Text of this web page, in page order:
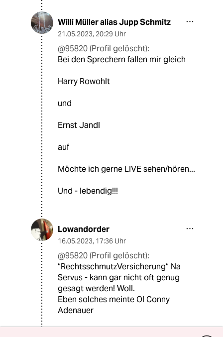
Willi Müller alias Jupp Schmitz
21.05.2023, 20:29 Uhr
@95820 (Profil gelöscht):
Bei den Sprechern fallen mir gleich
Harry Rowohlt
und
Ernst Jandl
auf
Möchte ich gerne LIVE sehen/hören...
Und - lebendig!!!
Lowandorder
16.05.2023, 17:36 Uhr
@95820 (Profil gelöscht):
“RechtsschmutzVersicherung“ Na
Servus - kann gar nicht oft genug
gesagt werden! Woll.
Eben solches meinte Ol Conny
Adenauer